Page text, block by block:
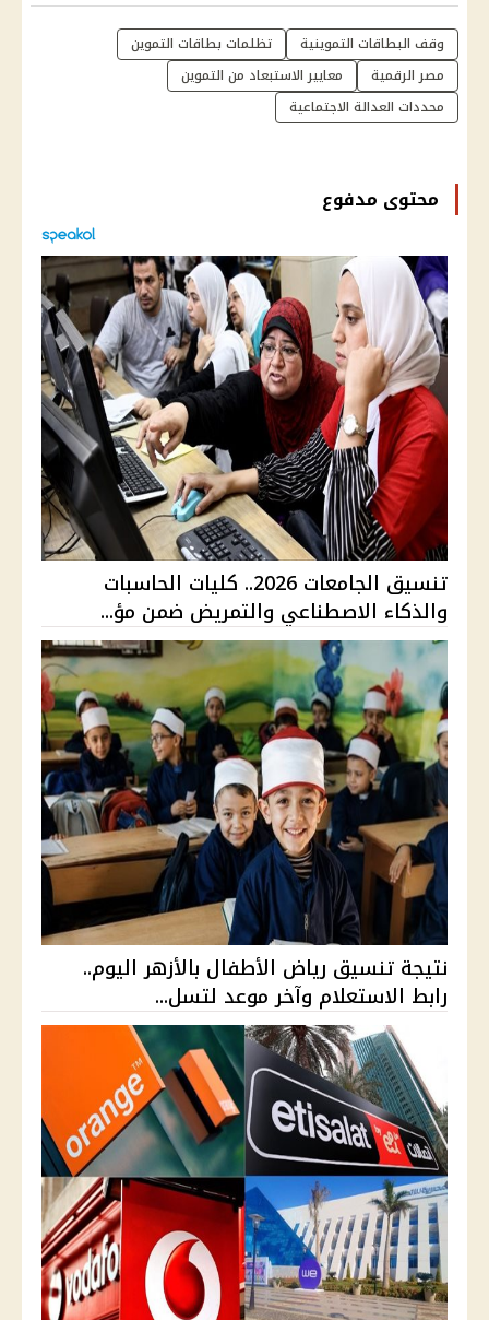
وقف البطاقات التموينية
تظلمات بطاقات التموين
مصر الرقمية
معايير الاستبعاد من التموين
محددات العدالة الاجتماعية
محتوى مدفوع
تنسيق الجامعات 2026.. كليات الحاسبات
والذكاء الاصطناعي والتمريض ضمن مؤ...
نتيجة تنسيق رياض الأطفال بالأزهر اليوم..
رابط الاستعلام وآخر موعد لتسل...